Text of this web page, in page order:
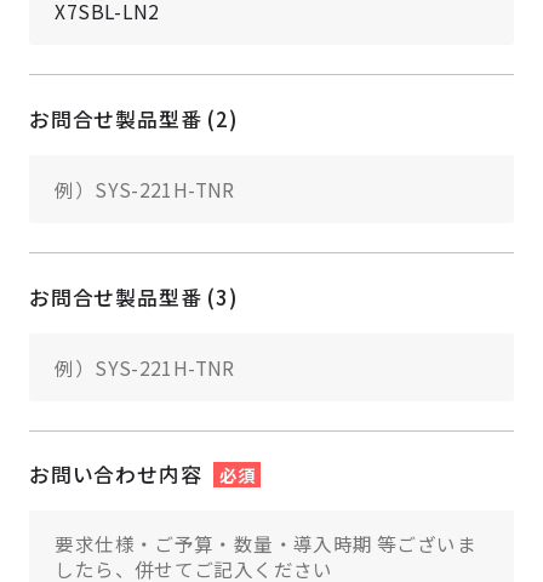
お問合せ製品型番 (2)
お問合せ製品型番 (3)
お問い合わせ内容 必須